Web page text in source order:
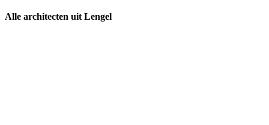
Alle architecten uit Lengel